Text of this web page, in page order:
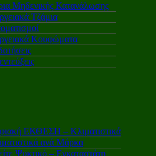
Μηδενικής Κατανάλωσης
Τζάμια
Κουφώματα
ΕΚΘΕΣΗ – Κλιματιστικά
ανά Μάρκα
Ψυκτικό – Εγκαταστάτη